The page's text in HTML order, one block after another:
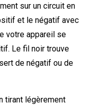
sur un circuit en
et le négatif avec
votre appareil se
Le fil noir trouve
de négatif ou de
tirant légèrement